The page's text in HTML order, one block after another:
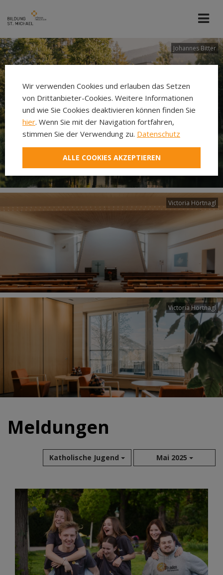
Johannes Bitter
Victoria Hörtnagl
Victoria Hörtnagl
Meldungen
Katholische Jugend Mai 2025
Aug 2026
Jul 2026
Jun 2026
Mai 2026
Apr 2026
Mär 2026
Feb 2026
Wir verwenden Cookies und erlauben das Setzen
von Drittanbieter-Cookies. Weitere Informationen
und wie Sie Cookies deaktivieren können finden Sie
hier. Wenn Sie mit der Navigation fortfahren,
stimmen Sie der Verwendung zu. Datenschutz
ALLE COOKIES AKZEPTIEREN